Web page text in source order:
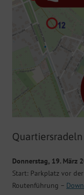
Donnerstag, 19. März
Start: Parkplatz vor
Routenführung –